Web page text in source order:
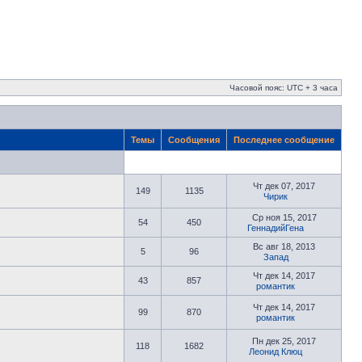
Часовой пояс: UTC + 3 часа
Темы Сообщения Последнее сообщение
149 1135
Чт дек 07, 2017
Чирик
54 450
Ср ноя 15, 2017
ГеннадийГена
5 96
Вс авг 18, 2013
Запад
43 857
Чт дек 14, 2017
романтик
99 870
Чт дек 14, 2017
романтик
118 1682
Пн дек 25, 2017
Леонид Клюц